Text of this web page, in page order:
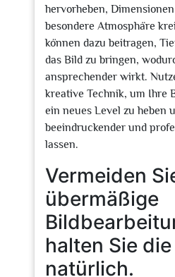
hervorheben,
besondere Atmosphäre
können dazu beitragen,
das Bild zu bringen,
ansprechender wirkt.
kreative Technik, um Ihre
ein neues Level zu heben
beeindruckender und
lassen.
Vermeiden
übermäßige
halten Sie
natürlich.